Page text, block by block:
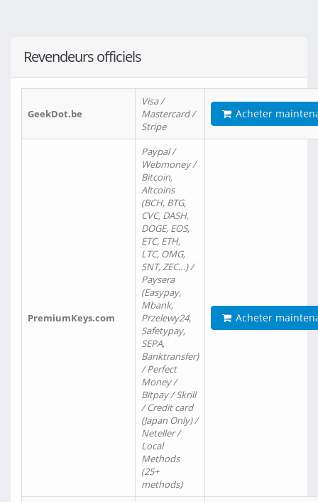
Revendeurs officiels
GeekDot.be
Visa /
Mastercard /
Stripe
Acheter
PremiumKeys.com
Paypal /
Webmoney /
Bitcoin,
Altcoins
(BCH, BTG,
CVC, DASH,
DOGE, EOS,
ETC, ETH,
LTC, OMG,
SNT, ZEC…) /
Paysera
(Easypay,
Mbank,
Przelewy24,
Safetypay,
SEPA,
Banktransfer)
/ Perfect
Money /
Bitpay / Skrill
/ Credit card
(Japan Only) /
Neteller /
Local
Methods
(25+
methods)
Acheter